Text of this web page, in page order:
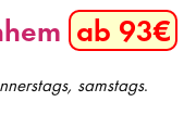
ab 93€
samstags.